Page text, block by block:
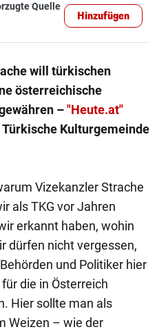
Quelle
Hinzufügen
will türkischen
österreichische
–"Heute.at"
Kulturgemeinde
Vizekanzler Strache
als TKG vor Jahren
erkannt haben, wohin
dürfen nicht vergessen,
und Politiker hier
die in Österreich
Hier sollte man als
Weizen – wie der